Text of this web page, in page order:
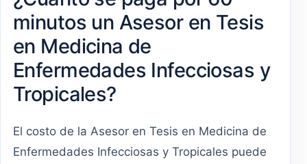
minutos un Asesor en Tesis
en Medicina de
Enfermedades Infecciosas y
Tropicales?
El costo de la Asesor en Tesis en Medicina de
Enfermedades Infecciosas y Tropicales puede